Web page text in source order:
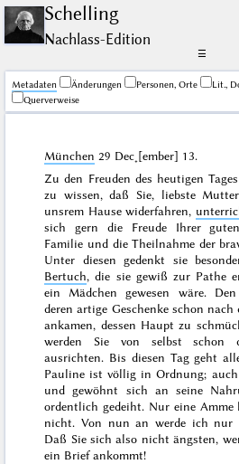
Schelling
Nachlass-Edition
☰
Me­ta­da­ten Änderungen Personen, Orte Lit.,
Querverweise
München 29 Dec˖[ember] 13.
Zu den Freuden des heutigen
zu wissen, daß Sie, liebste
unsrem Hause widerfahren,
sich gern die Freude Ihrer
Familie und die Theilnahme der
Unter diesen gedenkt sie
Bertuch, die sie gewiß zur Pathe
ein Mädchen gewesen wäre.
deren artige Geschenke schon nach
ankamen, dessen Haupt zu
werden Sie von selbst schon
ausrichten. Bis diesen Tag geht
Pauline ist völlig in Ordnung;
und gewöhnt sich an seine
ordentlichgedeiht. Nur eine
nicht. Von nun an werde ich nur
Daß Sie sich also nicht ängsten,
ein Brief ankommt!